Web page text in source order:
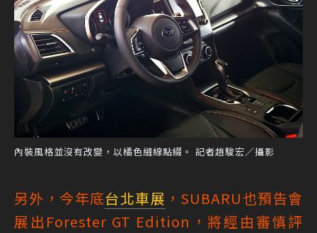
內裝風格並沒有改變，以橘色縫線點綴。 記者趙駿宏／攝影
另外，今年底台北車展 ，SUBARU也預告會
展出Forester GT Edition，將經由審慎評